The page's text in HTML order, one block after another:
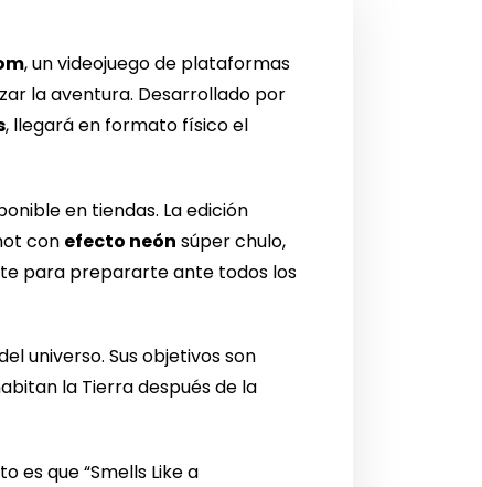
, un videojuego de plataformas
la aventura. Desarrollado por
, llegará en formato físico el
en tiendas. La edición
con efecto neón súper chulo,
para prepararte ante todos los
universo. Sus objetivos son
la Tierra después de la
es que “Smells Like a